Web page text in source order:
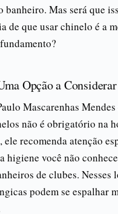
banheiro. Mas será que
de que usar chinelo é a
Opção a Considerar
Mascarenhas
não é obrigatório na
ele recomenda atenção
higiene você não
de clubes. Nesses
podem se espalhar